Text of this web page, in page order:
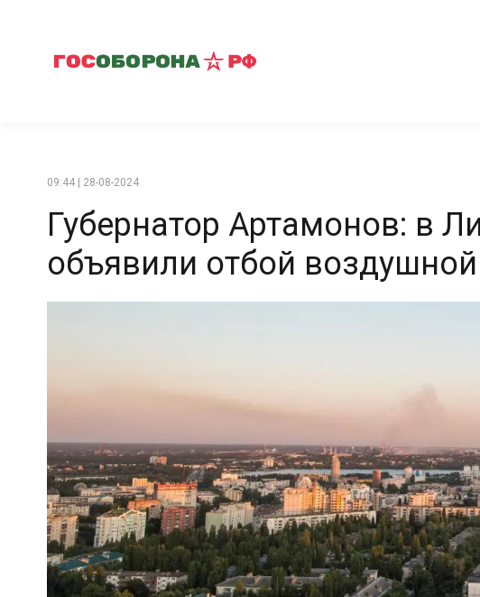
09:44 | 28-08-2024
Губернатор Артамонов: в
объявили отбой